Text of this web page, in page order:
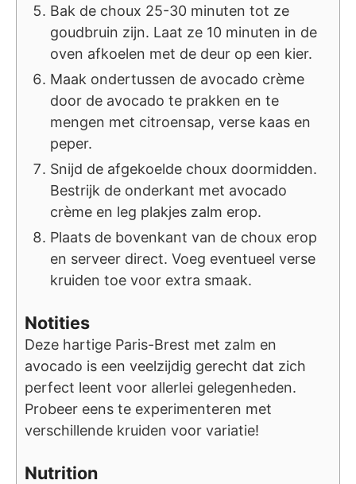
Bak de choux 25-30 minuten tot ze
goudbruin zijn. Laat ze 10 minuten in de
oven afkoelen met de deur op een kier.
Maak ondertussen de avocado crème
door de avocado te prakken en te
mengen met citroensap, verse kaas en
peper.
Snijd de afgekoelde choux doormidden.
Bestrijk de onderkant met avocado
crème en leg plakjes zalm erop.
Plaats de bovenkant van de choux erop
en serveer direct. Voeg eventueel verse
kruiden toe voor extra smaak.
Notities
Deze hartige Paris-Brest met zalm en
avocado is een veelzijdig gerecht dat zich
perfect leent voor allerlei gelegenheden.
Probeer eens te experimenteren met
verschillende kruiden voor variatie!
Nutrition